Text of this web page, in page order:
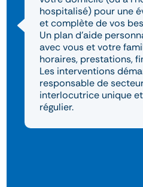
hospitalisé) pour une
et complète de vos
Un plan d’aide
avec vous et votre
horaires, prestations,
Les interventions
responsable de
interlocutrice unique
régulier.